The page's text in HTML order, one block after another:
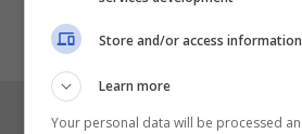
Una volta pronto il contorno
Store and/or access
Learn more
Your personal data will be processed